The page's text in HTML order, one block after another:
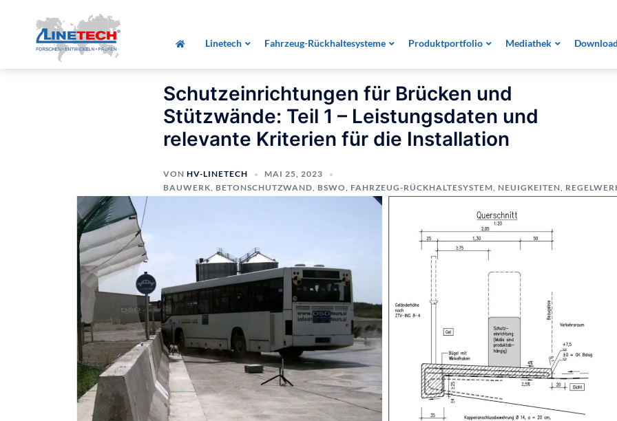
springen
Linetech Fahrzeug-Rückhaltesysteme Produktportfolio Mediathek Download
Startseite
und relevante Kriterien für die Installation
Schutzeinrichtungen für Brücken und
Stützwände: Teil 1 – Leistungsdaten und
relevante Kriterien für die Installation
VON HV-LINETECH
MAI 25, 2023
BAUWERK, BETONSCHUTZWAND, BSWO, FAHRZEUG-RÜCKHALTESYSTEM, NEUIGKEITEN,